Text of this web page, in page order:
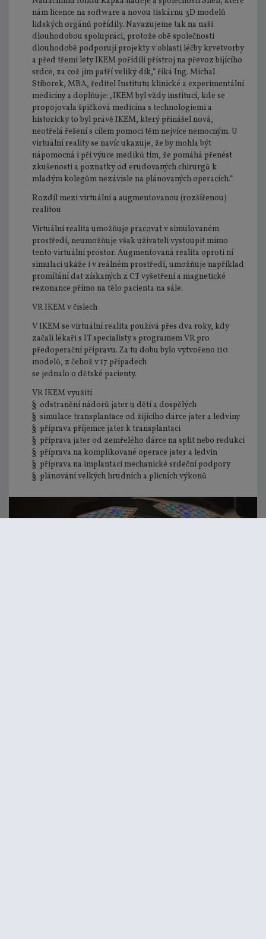
nám licence na software a novou tiskárnu 3D modelů
lidských orgánů pořídily. Navazujeme tak na naši
dlouhodobou spolupráci, protože obě společnosti
dlouhodobě podporují projekty v oblasti léčby krvetvorby
a před třemi lety IKEM pořídili přístroj na převoz bijícího
srdce, za což jim patří veliký dík,“ říká Ing. Michal
Stiborek, MBA, ředitel Institutu klinické a experimentální
medicíny a doplňuje: „IKEM byl vždy institucí, kde se
propojovala špičková medicína s technologiemi a
historicky to byl právě IKEM, který přinášel nová,
neotřelá řešení s cílem pomoci těm nejvíce nemocným. U
virtuální reality se navíc ukazuje, že by mohla být
nápomocná i při výuce mediků tím, že pomáhá přenést
zkušenosti a poznatky od erudovaných chirurgů k
mladým kolegům nezávisle na plánovaných operacích.“
Rozdíl mezi virtuální a augmentovanou (rozšířenou)
realitou
Virtuální realita umožňuje pracovat v simulovaném
prostředí, neumožňuje však uživateli vystoupit mimo
tento virtuální prostor. Augmentovaná realita oproti ní
simulaci ukáže i v reálném prostředí, umožňuje například
promítání dat získaných z CT vyšetření a magnetické
rezonance přímo na tělo pacienta na sále.
VR IKEM v číslech
V IKEM se virtuální realita používá přes dva roky, kdy
začali lékaři s IT specialisty s programem VR pro
předoperační přípravu. Za tu dobu bylo vytvořeno 110
modelů, z čehož v 17 případech
se jednalo o dětské pacienty.
VR IKEM využití
§ odstranění nádorů jater u dětí a dospělých
§ simulace transplantace od žijícího dárce jater a ledviny
§ příprava příjemce jater k transplantaci
§ příprava jater od zemřelého dárce na split nebo redukci
§ příprava na komplikované operace jater a ledvin
§ příprava na implantaci mechanické srdeční podpory
§ plánování velkých hrudních a plicních výkonů